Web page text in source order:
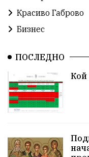
Красиво Габрово
Бизнес
ПОСЛЕДНО
Кой